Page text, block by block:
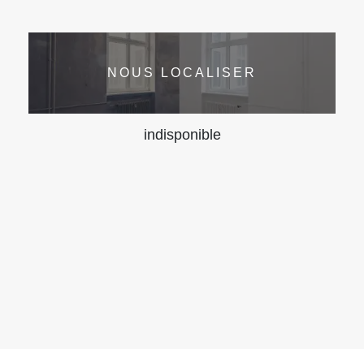
NOUS LOCALISER
indisponible